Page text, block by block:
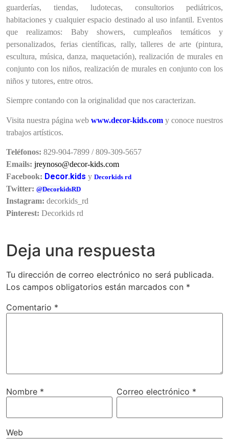
guarderías, tiendas, ludotecas, consultorios pediátricos,
habitaciones y cualquier espacio destinado al uso infantil. Eventos
que realizamos: Baby showers, cumpleaños temáticos y
personalizados, ferias científicas, rally, talleres de arte (pintura,
escultura, música, danza, maquetación), realización de murales en
conjunto con los niños, realización de murales en conjunto con los
niños y tutores, entre otros.
Siempre contando con la originalidad que nos caracterizan.
Visita nuestra página web www.decor-kids.com y conoce nuestros
trabajos artísticos.
Teléfonos: 829-904-7899 / 809-309-5657
Emails: jreynoso@decor-kids.com
Facebook: Decor.kids y Decorkids rd
Twitter: @DecorkidsRD
Instagram: decorkids_rd
Pinterest: Decorkids rd
Deja una respuesta
Tu dirección de correo electrónico no será publicada.
Los campos obligatorios están marcados con *
Comentario *
Nombre * Correo electrónico *
Web